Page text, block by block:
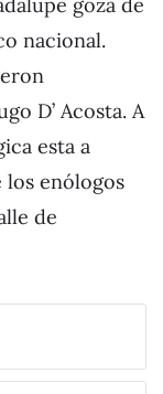
goza de
nacional.
D’ Acosta. A
esta a
los enólogos
de